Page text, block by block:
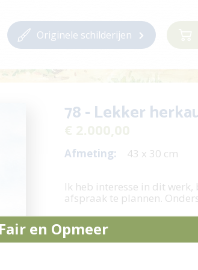
Originele schilderijen
78 - Lekker
Afmeting: 43 x 30 cm
Ik heb interesse in dit werk,
afspraak te plannen.
Stel een vraag /
en Opmeer